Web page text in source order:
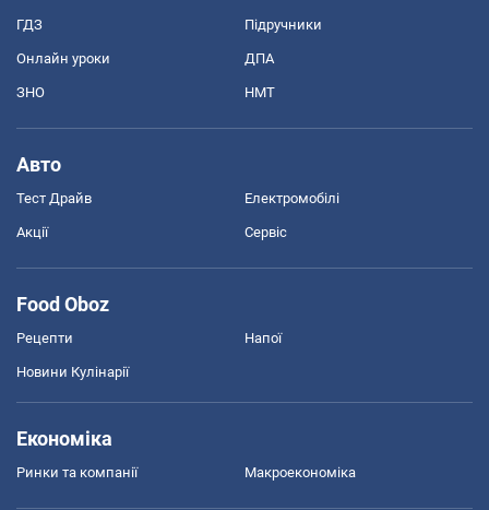
ГДЗ Підручники
Онлайн уроки ДПА
ЗНО НМТ
Авто
Тест Драйв Електромобілі
Акції Сервіс
Food Oboz
Рецепти Напої
Новини Кулінарії
Економіка
Ринки та компанії Макроекономіка